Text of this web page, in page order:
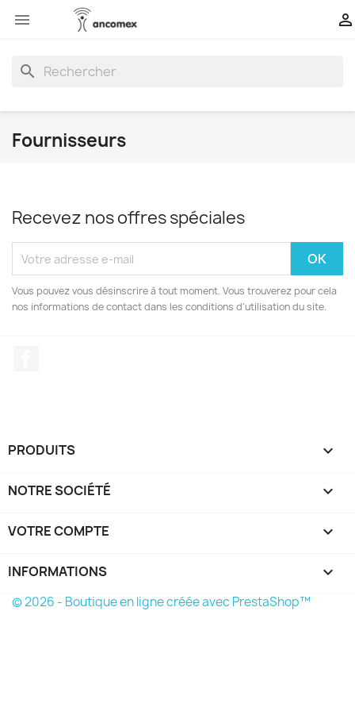
 
search
Fournisseurs
Recevez nos offres spéciales
Vous pouvez vous désinscrire à tout moment. Vous trouverez pour cela
nos informations de contact dans les conditions d'utilisation du site.
PRODUITS 
NOTRE SOCIÉTÉ 
VOTRE COMPTE 
INFORMATIONS keyboard_arrow_down
© 2026 - Boutique en ligne créée avec PrestaShop™